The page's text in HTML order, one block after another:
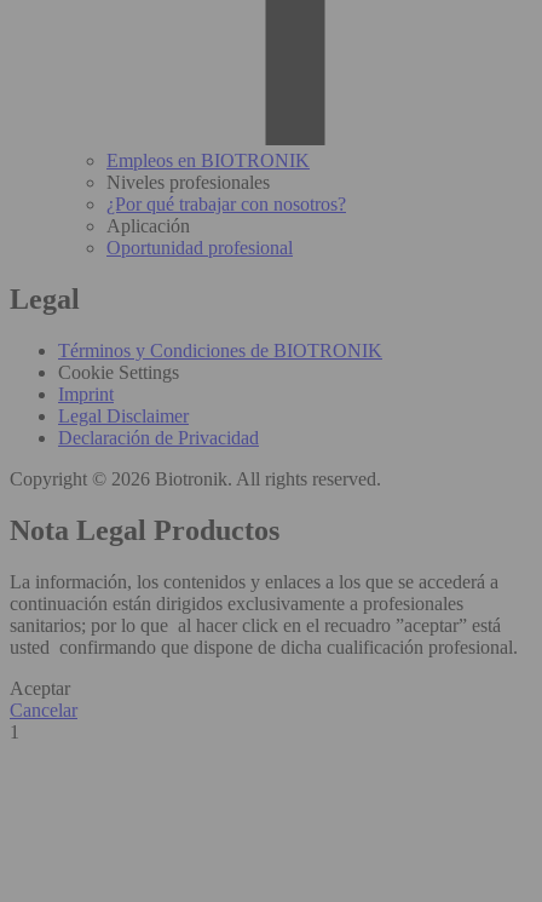
Empleos en BIOTRONIK
Niveles profesionales
¿Por qué trabajar con nosotros?
Aplicación
Oportunidad profesional
Legal
Términos y Condiciones de BIOTRONIK
Cookie Settings
Imprint
Legal Disclaimer
Declaración de Privacidad
Copyright © 2026 Biotronik. All rights reserved.
Nota Legal Productos
La información, los contenidos y enlaces a los que se accederá a
continuación están dirigidos exclusivamente a profesionales
sanitarios; por lo que al hacer click en el recuadro ”aceptar” está
usted confirmando que dispone de dicha cualificación profesional.
Aceptar
Cancelar
1